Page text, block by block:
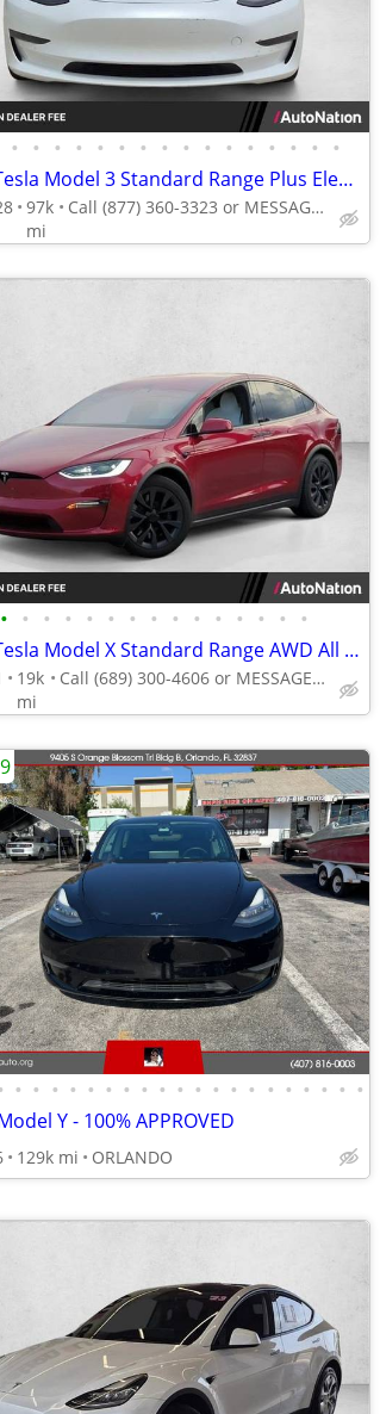
• • • • • • • • • • • • • • • •
2021 Tesla Model 3 Standard Range Plus Electric AUTONATION
97k
mi
Call (877) 360-3323 or MESSAGE/CHAT to confirm availability
• • • • • • • • • • • • • • •
2023 Tesla Model X Standard Range AWD All Wheel Drive SUV Electric AUTONATION
19k
mi
Call (689) 300-4606 or MESSAGE/CHAT to confirm availability
• • • • • • • • • • • • • • • • • • • •
Y - 100% APPROVED
129k mi ORLANDO